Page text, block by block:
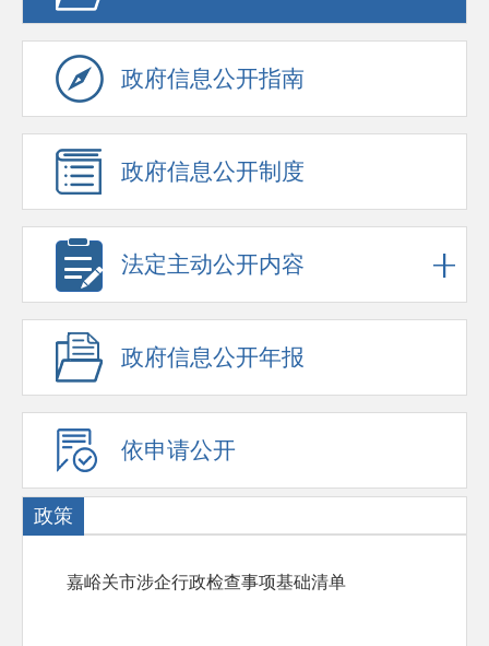
政府信息公开指南
政府信息公开制度
法定主动公开内容
政府信息公开年报
依申请公开
政策
嘉峪关市涉企行政检查事项基础清单